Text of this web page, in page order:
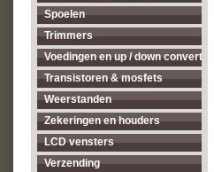
Spoelen
Trimmers
Voedingen en up / down converters
Transistoren & mosfets
Weerstanden
Zekeringen en houders
LCD vensters
Verzending